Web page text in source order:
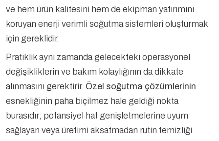
ve hem ürün kalitesini hem de ekipman yatırımını
koruyan enerji verimli soğutma sistemleri oluşturmak
için gereklidir.
Pratiklik aynı zamanda gelecekteki operasyonel
değişikliklerin ve bakım kolaylığının da dikkate
alınmasını gerektirir. Özel soğutma çözümlerinin
esnekliğinin paha biçilmez hale geldiği nokta
burasıdır; potansiyel hat genişletmelerine uyum
sağlayan veya üretimi aksatmadan rutin temizliği